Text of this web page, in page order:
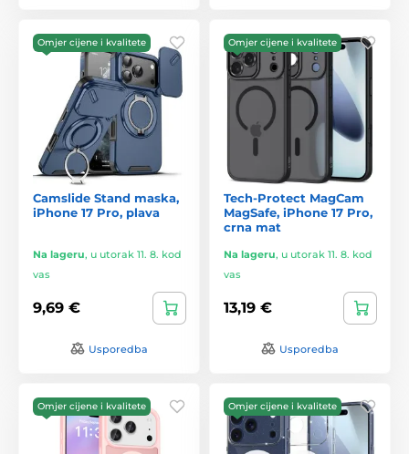
Omjer cijene i kvalitete
Camslide Stand maska,
iPhone 17 Pro, plava
Na lageru, u utorak 11. 8. kod
vas
9,69 €
Usporedba
Omjer cijene i kvalitete
Tech-Protect MagCam
MagSafe, iPhone 17 Pro,
crna mat
Na lageru, u utorak 11. 8. kod
vas
13,19 €
Usporedba
Omjer cijene i kvalitete Omjer cijene i kvalitete